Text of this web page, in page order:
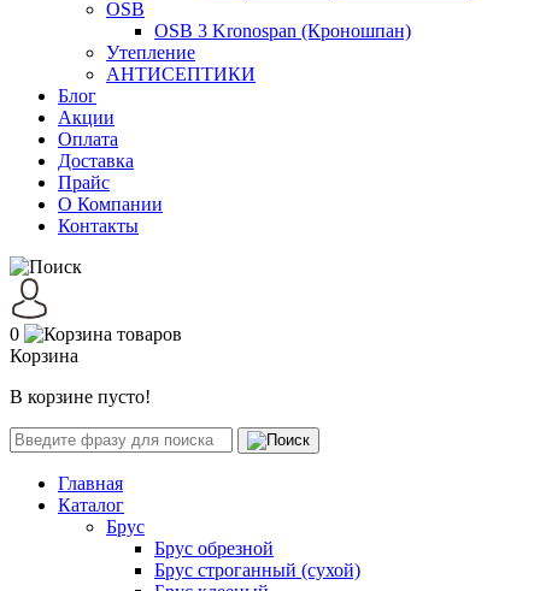
OSB
OSB 3 Kronospan (Кроношпан)
Утепление
АНТИСЕПТИКИ
Блог
Акции
Оплата
Доставка
Прайс
О Компании
Контакты
0
Корзина
В корзине пусто!
Главная
Каталог
Брус
Брус обрезной
Брус строганный (сухой)